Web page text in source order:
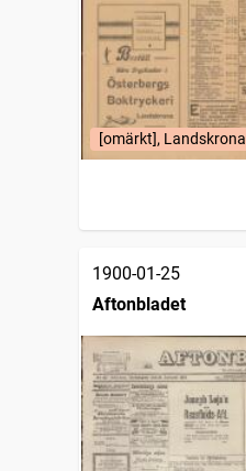
[omärkt], Landskrona
1900-01-25
Aftonbladet